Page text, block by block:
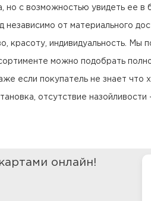
но с возможностью увидеть ее
независимо от материального
красоту, индивидуальность. Мы
можно подобрать
если покупатель не знает что
отсутствие
онлайн!